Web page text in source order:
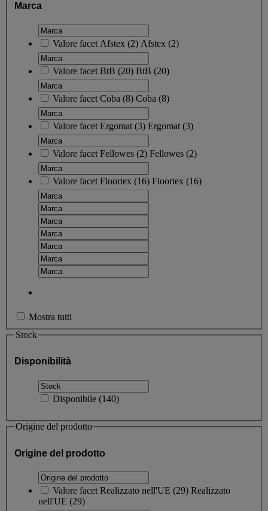
Marca
Valore facet Afstex (2) Afstex (2)
Valore facet BtB (20) BtB (20)
Valore facet Coba (8) Coba (8)
Valore facet Ergomat (3) Ergomat (3)
Valore facet Fellowes (2) Fellowes (2)
Valore facet Floortex (16) Floortex (16)
Mostra tutti
Stock
Disponibilità
Disponibile (140)
Origine del prodotto
Origine del prodotto
Valore facet Realizzato nell'UE (29) Realizzato
nell'UE (29)